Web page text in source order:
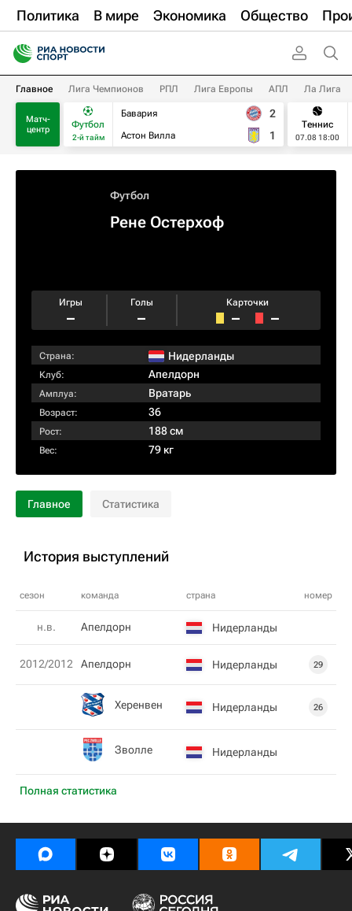
Политика В мире Экономика Общество
Главное Лига Чемпионов РПЛ Лига Европы АПЛ Ла Лига
Матч-
центр
Футбол
2-й тайм
Бавария
Астон Вилла
2
1
Теннис
07.08 18:00
Футбол
Рене Остерхоф
Игры
–
Голы
–
Карточки
– –
Страна: Нидерланды
Клуб: Апелдорн
Амплуа: Вратарь
Возраст: 36
Рост: 188 см
Вес: 79 кг
Главное Статистика
История выступлений
сезон команда страна номер
Полная статистика
н.в. Апелдорн Нидерланды
2012/2012 Апелдорн Нидерланды 29
Херенвен Нидерланды 26
Зволле Нидерланды